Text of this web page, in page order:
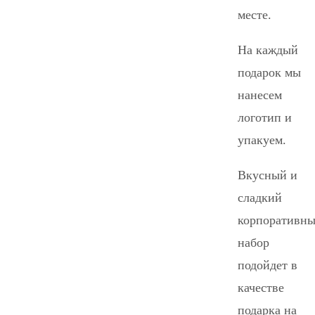
месте.
На каждый
подарок мы
нанесем
логотип и
упакуем.
Вкусный и
сладкий
набор
подойдет в
качестве
подарка на